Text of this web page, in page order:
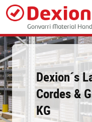
Skip
main
content
Dexion´s
Cordes &
KG